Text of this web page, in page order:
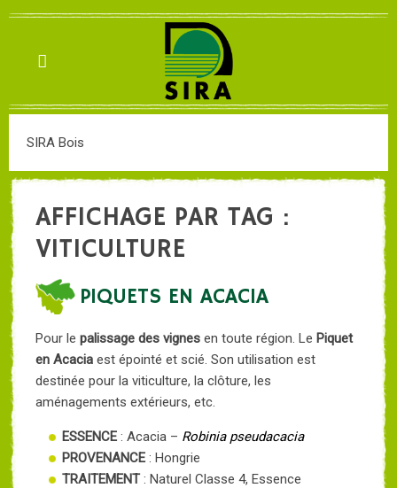
SIRA Bois
AFFICHAGE PAR TAG :
VITICULTURE
PIQUETS EN ACACIA
Pour le palissage des vignes en toute région. Le Piquet
en Acacia est épointé et scié. Son utilisation est
destinée pour la viticulture, la clôture, les
aménagements extérieurs, etc.
ESSENCE : Acacia – Robinia pseudacacia
PROVENANCE : Hongrie
TRAITEMENT: Naturel Classe 4, Essence